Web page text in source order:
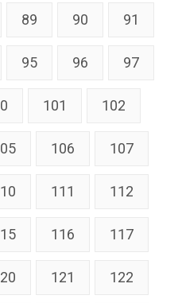
89 90 91
95 96 97
101 102
106 107
111 112
116 117
121 122